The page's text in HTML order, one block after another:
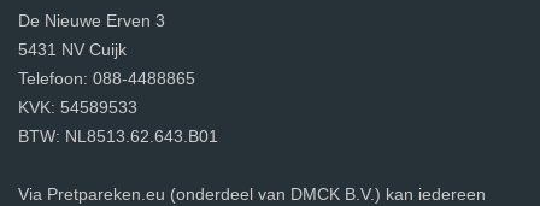
De Nieuwe Erven 3
5431 NV Cuijk
Telefoon: 088-4488865
KVK: 54589533
BTW: NL8513.62.643.B01
Via Pretpareken.eu (onderdeel van DMCK B.V.) kan iedereen